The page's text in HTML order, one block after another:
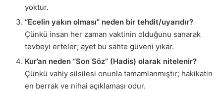
yoktur.
“Ecelin yakın olması” neden bir tehdit/uyarıdır?
Çünkü insan her zaman vaktinin olduğunu sanarak
tevbeyi erteler; ayet bu sahte güveni yıkar.
Kur’an neden “Son Söz” (Hadis) olarak nitelenir?
Çünkü vahiy silsilesi onunla tamamlanmıştır; hakikatin
en berrak ve nihai açıklaması odur.